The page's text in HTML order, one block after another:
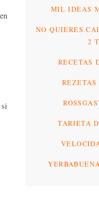
MIL IDEAS
NO QUIERES
2
RECETAS
TARJETA